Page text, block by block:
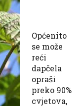
Općenito
se može
reći
dapčela
opraši
preko 90%
cvjetova,